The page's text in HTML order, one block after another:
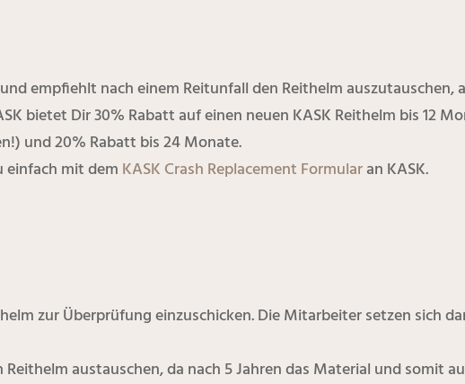
empfiehlt nach einem Reitunfall den Reithelm auszutauschen,
bietet Dir 30% Rabatt auf einen neuen KASK Reithelm bis 12
und 20% Rabatt bis 24 Monate.
einfach mit dem KASK Crash Replacement Formularan KASK.
zur Überprüfung einzuschicken. Die Mitarbeiter setzen sich
austauschen, da nach 5 Jahren das Material und somit